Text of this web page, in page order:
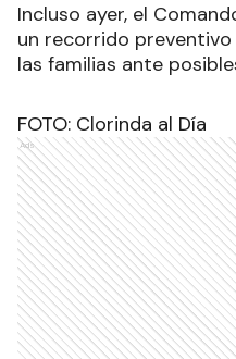
Incluso ayer, el
un recorrido
las familias ante
FOTO: Clorinda al Día
Ads